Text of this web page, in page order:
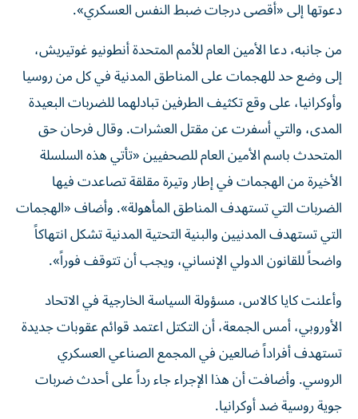
دعوتها إلى «أقصى درجات ضبط النفس العسكري».
من جانبه، دعا الأمين العام للأمم المتحدة أنطونيو غوتيريش،
إلى وضع حد للهجمات على المناطق المدنية في كل من روسيا
وأوكرانيا، على وقع تكثيف الطرفين تبادلهما للضربات البعيدة
المدى، والتي أسفرت عن مقتل العشرات. وقال فرحان حق
المتحدث باسم الأمين العام للصحفيين «تأتي هذه السلسلة
الأخيرة من الهجمات في إطار وتيرة مقلقة تصاعدت فيها
الضربات التي تستهدف المناطق المأهولة». وأضاف «الهجمات
التي تستهدف المدنيين والبنية التحتية المدنية تشكل انتهاكاً
واضحاً للقانون الدولي الإنساني، ويجب أن تتوقف فوراً».
وأعلنت كايا ​كالاس، مسؤولة السياسة الخارجية ‌في الاتحاد
‌الأوروبي، أمس الجمعة، أن التكتل اعتمد قوائم عقوبات جديدة
تستهدف أفراداً ​ضالعين في المجمع ‌الصناعي العسكري
الروسي. وأضافت أن هذا الإجراء جاء رداً على ​أحدث ‌ضربات
‌جوية روسية ضد أوكرانيا.